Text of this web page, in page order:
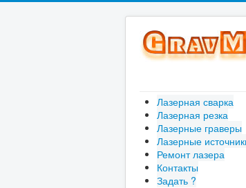
Лазерная сварка
Лазерная резка
Лазерные граверы
Лазерные
Ремонт лазера
Контакты
Задать ?